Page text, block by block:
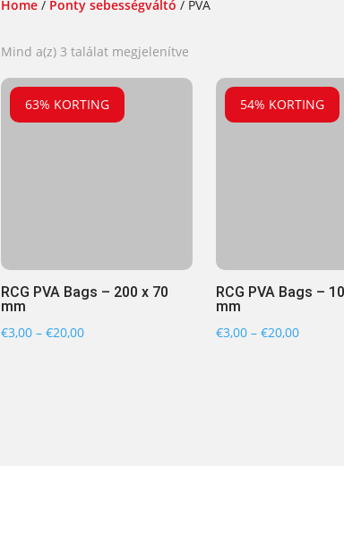
Home/ Ponty sebességváltó / PVA
Mind a(z) 3 találat megjelenítveSorted
popularity
63% KORTING
RCG PVA Bags – 200 x 70
mm
€3,00 – €20,00Ártartomány:
54% KORTING
RCG PVA Bags –
mm
€3,00 – €20,00